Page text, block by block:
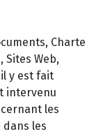
Charte
Web,
y est fait
intervenu
les
les